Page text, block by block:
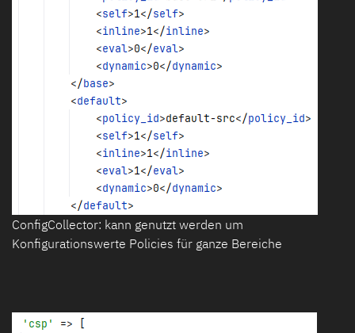
ConfigCollector: kann genutzt werden um
Konfigurationswerte Policies für ganze Bereiche